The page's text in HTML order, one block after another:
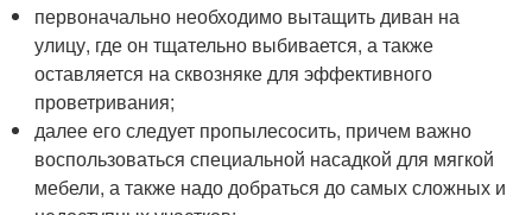
первоначально необходимо вытащить диван на
улицу, где он тщательно выбивается, а также
оставляется на сквозняке для эффективного
проветривания;
далее его следует пропылесосить, причем важно
воспользоваться специальной насадкой для мягкой
мебели, а также надо добраться до самых сложных и